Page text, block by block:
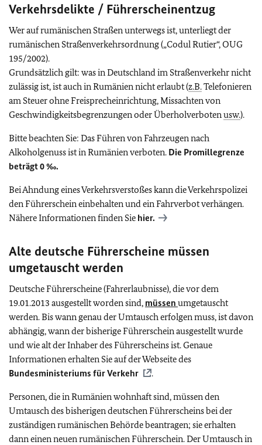
Verkehrsdelikte / Führerscheinentzug
Wer auf rumänischen Straßen unterwegs ist, unterliegt der
rumänischen Straßenverkehrsordnung („Codul Rutier“, OUG
195/2002).
Grundsätzlich gilt: was in Deutschland im Straßenverkehr nicht
zulässig ist, ist auch in Rumänien nicht erlaubt (z.B.Telefonieren
am Steuer ohne Freisprecheinrichtung, Missachten von
Geschwindigkeitsbegrenzungen oder Überholverboten usw.).
Bitte beachten Sie: Das Führen von Fahrzeugen nach
Alkoholgenuss ist in Rumänien verboten. Die Promillegrenze
beträgt 0‰.
Bei Ahndung eines Verkehrsverstoßes kann die Verkehrspolizei
den Führerschein einbehalten und ein Fahrverbot verhängen.
Nähere Informationen finden Sie hier.
Alte deutsche Führerscheine müssen
umgetauscht werden
Deutsche Führerscheine (Fahrerlaubnisse), die vor dem
19.01.2013 ausgestellt worden sind, müssen umgetauscht
werden. Bis wann genau der Umtausch erfolgen muss, ist davon
abhängig, wann der bisherige Führerschein ausgestellt wurde
und wie alt der Inhaber des Führerscheins ist. Genaue
Informationen erhalten Sie auf der Webseite des
Bundesministeriums für Verkehr
.
Personen, die in Rumänien wohnhaft sind, müssen den
Umtausch des bisherigen deutschen Führerscheins bei der
zuständigen rumänischen Behörde beantragen; sie erhalten
dann einen neuen rumänischen Führerschein. Der Umtausch in